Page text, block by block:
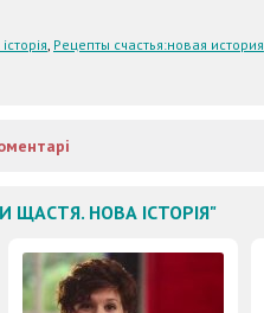
, Рецепты счастья:новая история
ЩАСТЯ. НОВА ІСТОРІЯ"